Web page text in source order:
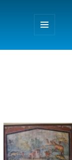
JA